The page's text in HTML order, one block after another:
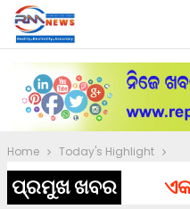
Home Today's Highlight
ପ୍ରମୁଖ ଖବର ଏକକ